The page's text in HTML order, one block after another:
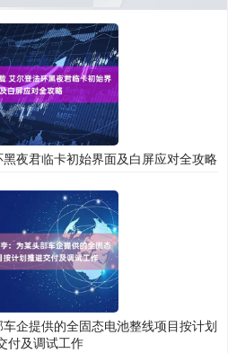
夜君临卡初始界面及白屏应对全攻略
企提供的全固态电池整线项目按计划
付及调试工作